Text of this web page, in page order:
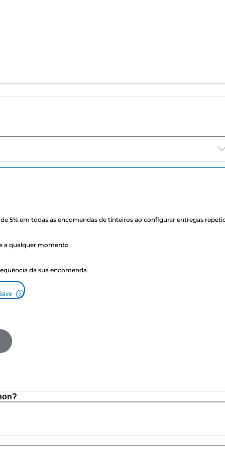
5% em todas as encomendas de tinteiros ao configurar entregas
a qualquer momento
da sua encomenda